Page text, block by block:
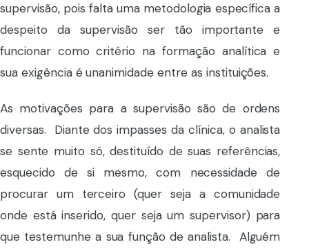
supervisão, pois falta uma metodologia específica a
despeito da supervisão ser tão importante e
funcionar como critério na formação analítica e
sua exigência é unanimidade entre as instituições.
As motivações para a supervisão são de ordens
diversas. Diante dos impasses da clínica, o analista
se sente muito só, destituído de suas referências,
esquecido de si mesmo, com necessidade de
procurar um terceiro (quer seja a comunidade
onde está inserido, quer seja um supervisor) para
que testemunhe a sua função de analista. Alguém